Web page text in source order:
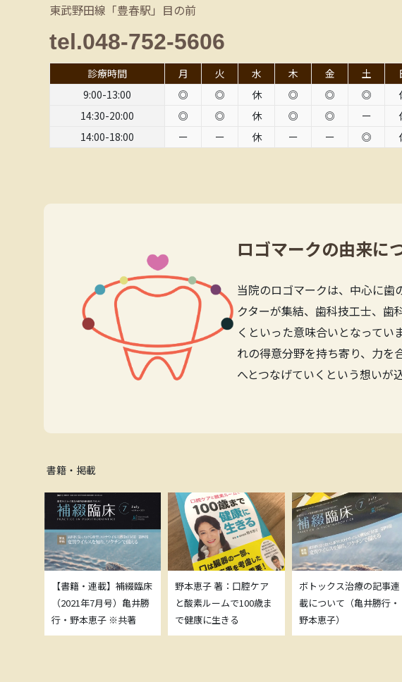
東武野田線「豊春駅」目の前
tel.048-752-5606
診療時間 月 火 水 木 金 土
9:00-13:00
◎ ◎ 休 ◎ ◎ ◎
14:30-20:00
◎ ◎ 休 ◎ ◎ ー
14:00-18:00
ー ー 休 ー ー ◎
ロゴマークの由来に
当院のロゴマークは、中心に歯
クターが集結、歯科技工士、歯
くといった意味合いとなってい
れの得意分野を持ち寄り、力を
へとつなげていくという想いが
書籍・掲載
【書籍・連載】補綴臨床
（2021年7月号）亀井勝
行・野本恵子 ※共著
野本恵子 著：口腔ケア
と酸素ルームで100歳ま
で健康に生きる
ボトックス治療の記事連
載について（亀井勝行・
野本恵子）